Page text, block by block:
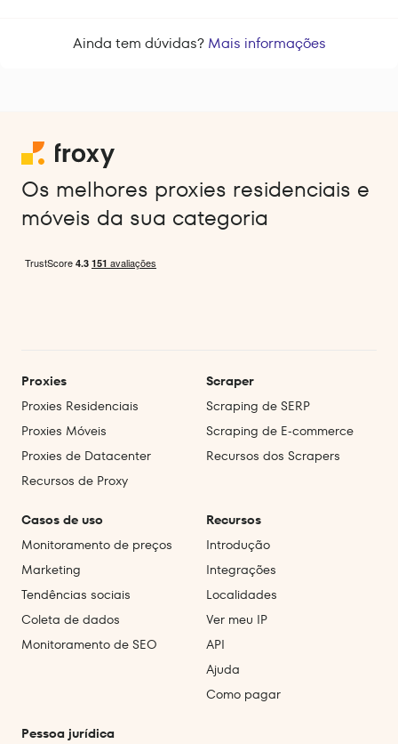
Ainda tem dúvidas? Mais informações
Os melhores proxies residenciais e
móveis da sua categoria
Proxies
Proxies Residenciais
Proxies Móveis
Proxies de Datacenter
Recursos de Proxy
Scraper
Scraping de SERP
Scraping de E‑commerce
Recursos dos Scrapers
Casos de uso
Monitoramento de preços
Marketing
Tendências sociais
Coleta de dados
Monitoramento de SEO
Recursos
Introdução
Integrações
Localidades
Ver meu IP
API
Ajuda
Como pagar
Pessoa jurídica